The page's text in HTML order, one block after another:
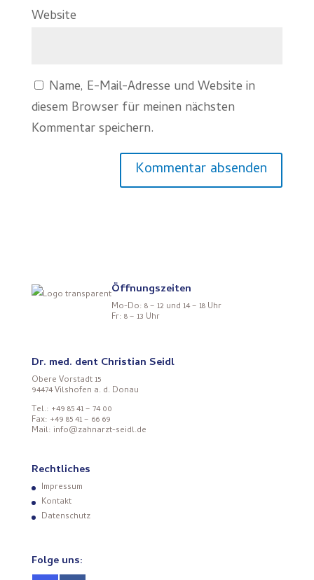
Website
Name, E-Mail-Adresse und Website in
diesem Browser für meinen nächsten
Kommentar speichern.
Öffnungszeiten
Mo-Do: 8 – 12 und 14 – 18 Uhr
Fr: 8 – 13 Uhr
Dr. med. dent Christian Seidl
Obere Vorstadt 15
94474 Vilshofen a. d. Donau
Tel.: +49 85 41 – 74 00
Fax: +49 85 41 – 66 69
Mail: info@zahnarzt-seidl.de
Rechtliches
Impressum
Kontakt
Datenschutz
Folge uns: